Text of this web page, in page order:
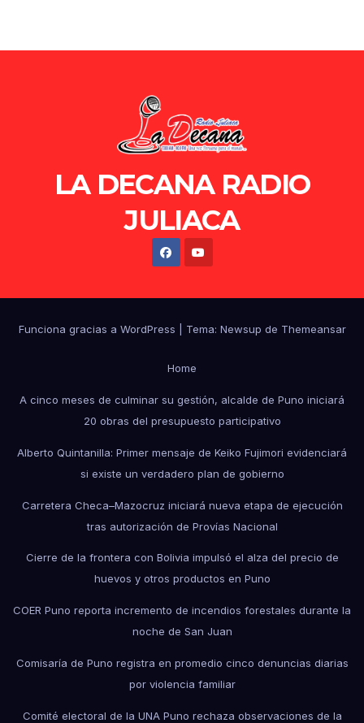
LA DECANA RADIO
JULIACA
Funciona gracias a WordPress Tema: Newsup de Themeansar
Home
A cinco meses de culminar su gestión, alcalde de Puno iniciará
20 obras del presupuesto participativo
Alberto Quintanilla: Primer mensaje de Keiko Fujimori evidenciará
si existe un verdadero plan de gobierno
Carretera Checa–Mazocruz iniciará nueva etapa de ejecución
tras autorización de Provías Nacional
Cierre de la frontera con Bolivia impulsó el alza del precio de
huevos y otros productos en Puno
COER Puno reporta incremento de incendios forestales durante la
noche de San Juan
Comisaría de Puno registra en promedio cinco denuncias diarias
por violencia familiar
Comité electoral de la UNA Puno rechaza observaciones de la